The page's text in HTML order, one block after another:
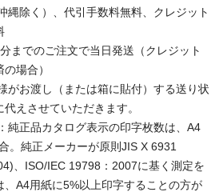
縄除く）、代引手数料無料、クレジット
までのご注文で当日発送（クレジット
場合）
がお渡し（または箱に貼付）する送り状
代えさせていただきます。
純正品カタログ表示の印字枚数は、A4
。純正メーカーが原則JIS X 6931
、ISO/IEC 19798：2007に基く測定を
、A4用紙に5%以上印字することの方が